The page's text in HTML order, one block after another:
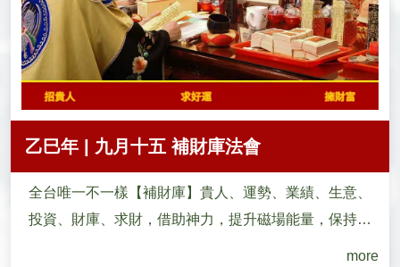
乙巳年 | 九月十五 補財庫法會
全台唯一不一樣【補財庫】貴人、運勢、業績、生意、
投資、財庫、求財，借助神力，提升磁場能量，保持好
more